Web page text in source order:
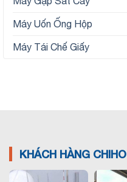
Máy Uốn Ống Hộp
Máy Tái Chế Giấy
KHÁCH HÀNG CHIHO